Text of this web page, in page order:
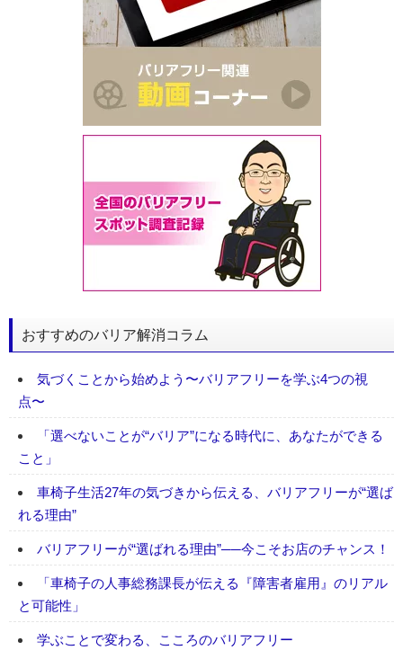
おすすめのバリア解消コラム
気づくことから始めよう〜バリアフリーを学ぶ4つの視
点〜
「選べないことが“バリア”になる時代に、あなたができる
こと」
車椅子生活27年の気づきから伝える、バリアフリーが“選ば
れる理由”
バリアフリーが“選ばれる理由”──今こそお店のチャンス！
「車椅子の人事総務課長が伝える『障害者雇用』のリアル
と可能性」
学ぶことで変わる、こころのバリアフリー